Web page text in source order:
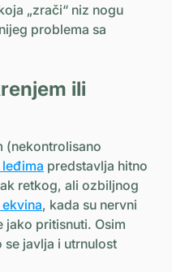
„zrači“ niz nogu
problema sa
ili
(nekontrolisano
predstavlja hitno
retkog, ali ozbiljnog
, kada su nervni
jako pritisnuti. Osim
se javlja i utrnulost